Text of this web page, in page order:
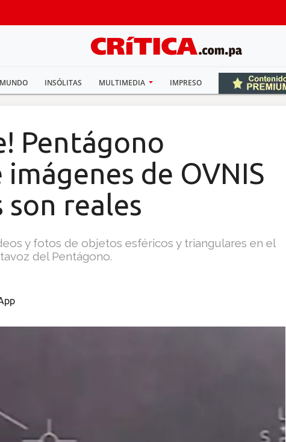
MUNDO INSÓLITAS MULTIMEDIA IMPRESO
Pentágono
de OVNIS
son reales
y fotos de objetos esféricos y triangulares en el
del Pentágono.